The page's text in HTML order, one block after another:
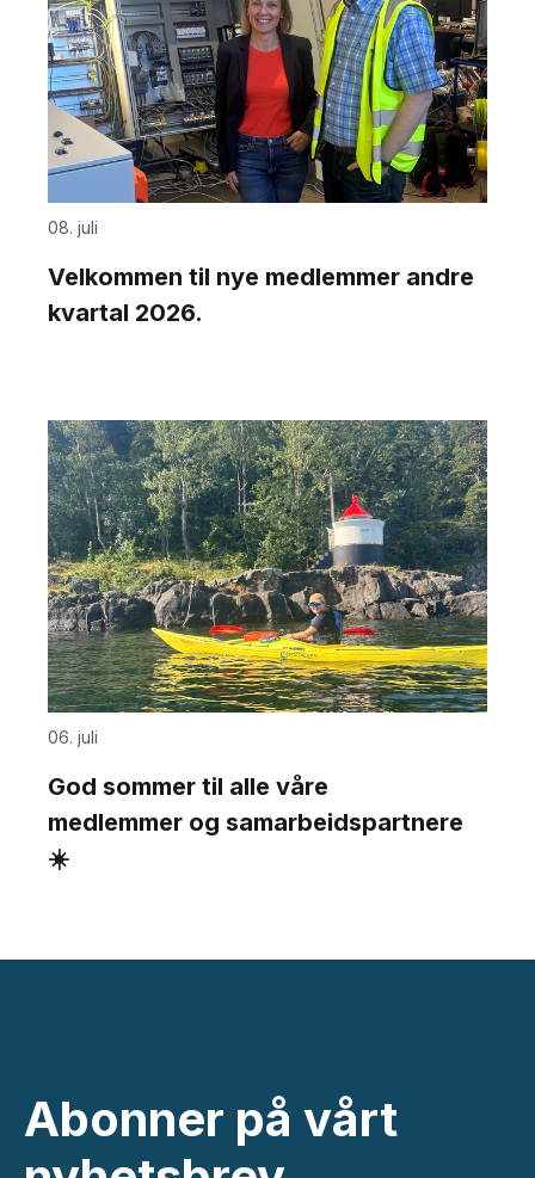
08. juli
Velkommen til nye medlemmer andre
kvartal 2026.
06. juli
God sommer til alle våre
medlemmer og samarbeidspartnere
☀️
Abonner på vårt